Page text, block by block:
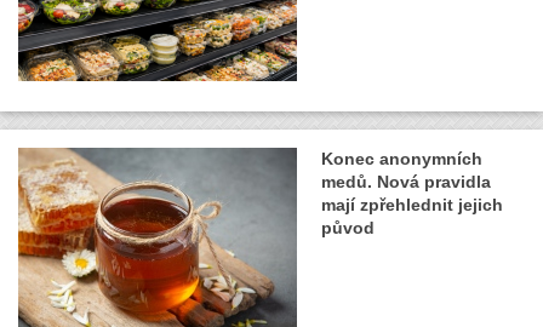
Konec anonymních
medů. Nová pravidla
mají zpřehlednit jejich
původ